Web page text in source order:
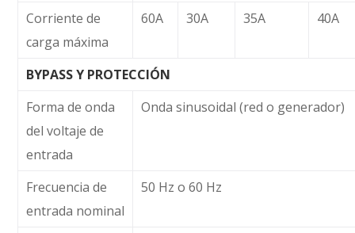
Corriente de
carga máxima
60A 30A 35A 40A
BYPASS Y PROTECCIÓN
Forma de onda
del voltaje de
entrada
Onda sinusoidal (red o generador)
Frecuencia de
entrada nominal
50 Hz o 60 Hz